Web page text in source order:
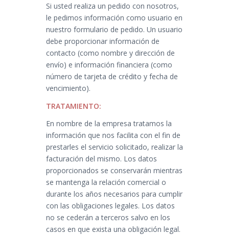
Si usted realiza un pedido con nosotros,
le pedimos información como usuario en
nuestro formulario de pedido. Un usuario
debe proporcionar información de
contacto (como nombre y dirección de
envío) e información financiera (como
número de tarjeta de crédito y fecha de
vencimiento).
TRATAMIENTO:
En nombre de la empresa tratamos la
información que nos facilita con el fin de
prestarles el servicio solicitado, realizar la
facturación del mismo. Los datos
proporcionados se conservarán mientras
se mantenga la relación comercial o
durante los años necesarios para cumplir
con las obligaciones legales. Los datos
no se cederán a terceros salvo en los
casos en que exista una obligación legal.